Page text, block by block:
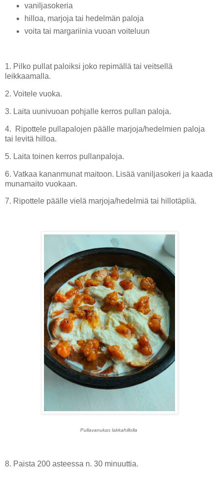
vaniljasokeria
hilloa, marjoja tai hedelmän paloja
voita tai margariinia vuoan voiteluun
1. Pilko pullat paloiksi joko repimällä tai veitsellä
leikkaamalla.
2. Voitele vuoka.
3. Laita uunivuoan pohjalle kerros pullan paloja.
4. Ripottele pullapalojen päälle marjoja/hedelmien paloja
tai levitä hilloa.
5. Laita toinen kerros pullanpaloja.
6. Vatkaa kananmunat maitoon. Lisää vaniljasokeri ja kaada
munamaito vuokaan.
7. Ripottele päälle vielä marjoja/hedelmiä tai hillotäpliä.
Pullavanukas lakkahillolla
8. Paista 200 asteessa n. 30 minuuttia.